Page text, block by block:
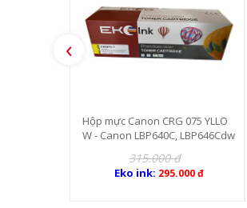
Hộp mực HP W2303 (HP230A) M
agenta- HP4203dn/4303dn (G01
465.000 đ
Eko ink: 410.000 đ
‹